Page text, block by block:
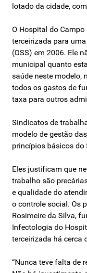
lotado da cidade,
O Hospital do
terceirizada para
(OSS) em 2006. Ele
municipal quanto
saúde neste modelo,
todos os gastos de
taxa para outros
Sindicatos de
modelo de gestão
princípios básicos do
Eles justificam que
trabalho são
e qualidade do
o controle social. Os
Rosimeire da Silva,
Infectologia do
terceirizada há cerca
“Nunca teve falta de